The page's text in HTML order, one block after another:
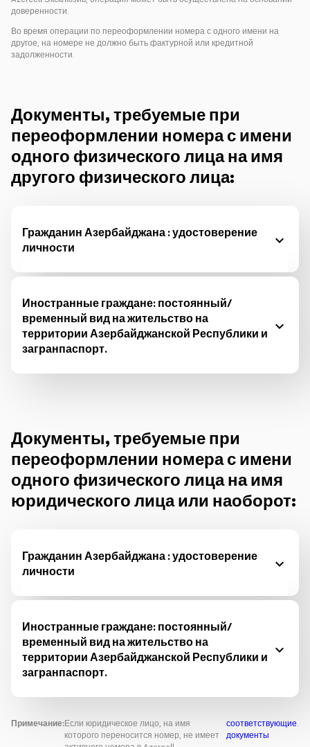
доверенности.
Во время операции по переоформлении номера с одного имени на
другое, на номере не должно быть фактурной или кредитной
задолженности.
Документы, требуемые при
переоформлении номера с имени
одного физического лица на имя
другого физического лица:
Гражданин Азербайджана : удостоверение
личности
Иностранные граждане: постоянный/
временный вид на жительство на
территории Азербайджанской Республики и
загранпаспорт.
Документы, требуемые при
переоформлении номера с имени
одного физического лица на имя
юридического лица или наоборот:
Гражданин Азербайджана : удостоверение
личности
Иностранные граждане: постоянный/
временный вид на жительство на
территории Азербайджанской Республики и
загранпаспорт.
Примечание:Если юридическое лицо, на имя
которого переносится номер, не имеет
соответствующие
документы
.